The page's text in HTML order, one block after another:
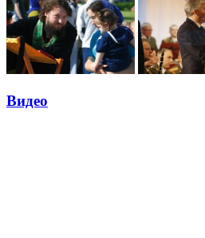
Видео